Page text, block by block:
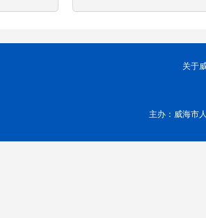
关于
主办：威海市